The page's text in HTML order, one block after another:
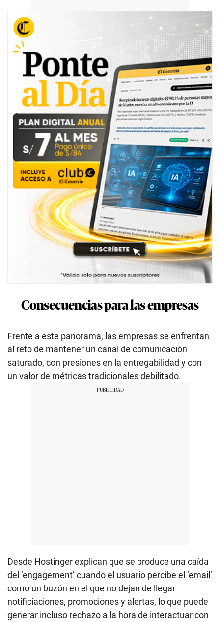
Consecuencias para las empresas
Frente a este panorama, las empresas se enfrentan
al reto de mantener un canal de comunicación
saturado, con presiones en la entregabilidad y con
un valor de métricas tradicionales debilitado.
Desde Hostinger explican que se produce una caída
del ‘engagement’ cuando el usuario percibe el ‘email’
como un buzón en el que no dejan de llegar
notificiaciones, promociones y alertas, lo que puede
generar incluso rechazo a la hora de interactuar con